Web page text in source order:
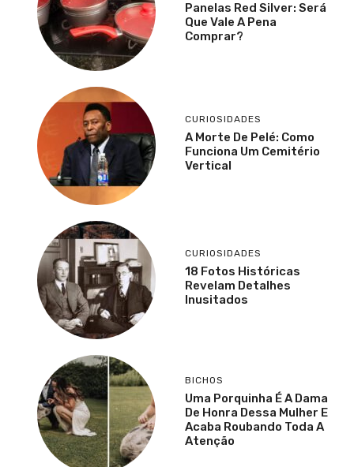
Panelas Red Silver: Será
Que Vale A Pena
Comprar?
CURIOSIDADES
A Morte De Pelé: Como
Funciona Um Cemitério
Vertical
CURIOSIDADES
18 Fotos Históricas
Revelam Detalhes
Inusitados
BICHOS
Uma Porquinha É A Dama
De Honra Dessa Mulher E
Acaba Roubando Toda A
Atenção